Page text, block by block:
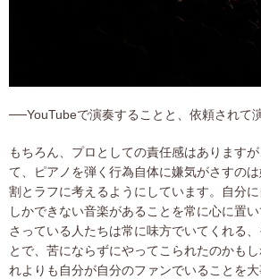
──YouTubeで演奏することと、依頼されて
もちろん、プロとしての責任感はあります
て、ピアノを弾く行為自体に嫌気がさすの
割とラフに考えるようにしています。自分
しかできない音楽があることを常に心に置
さっている人たちは常に味方でいてくれる
とで、苦にならずにやってこられたのかも
れよりも自分が自分のファンでいることを大